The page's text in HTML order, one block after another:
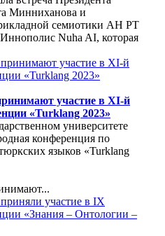
Минниханова и
семиотики АН РТ
Nuha AI, которая
участие в XI-й
«Turklang 2023»
университете
конференция по
языков «Turklang